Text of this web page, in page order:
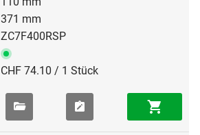
371 mm
ZC7F400RSP
CHF 74.10 / 1 Stück